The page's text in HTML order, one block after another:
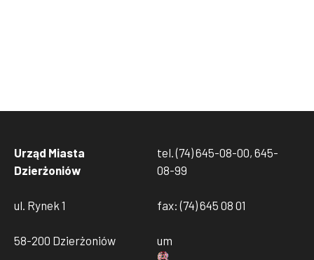
Urząd Miasta
Dzierżoniów
ul. Rynek 1
58-200 Dzierżoniów
tel. (74) 645-08-00, 645-
08-99
fax: (74) 645 08 01
um